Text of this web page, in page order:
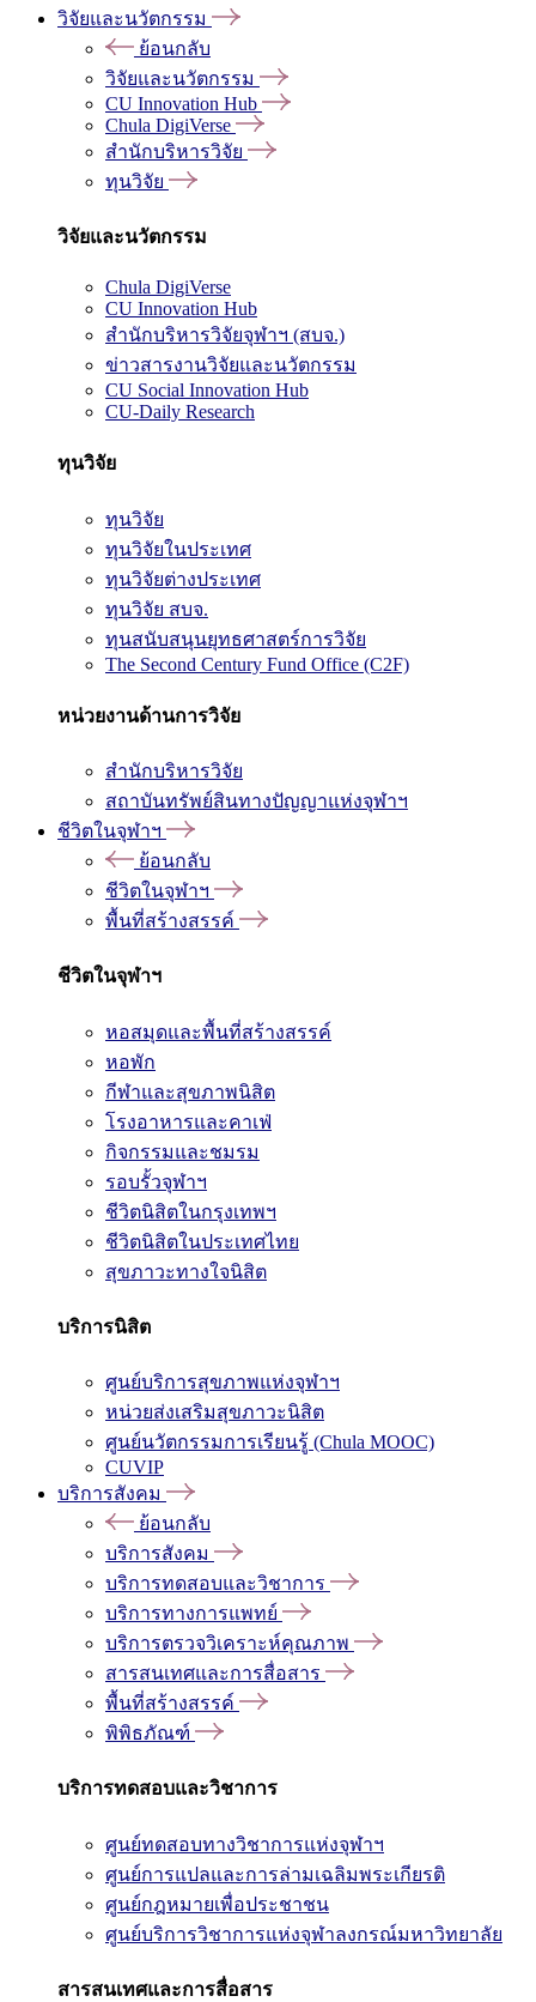
วิจัยและนวัตกรรม
ย้อนกลับ
วิจัยและนวัตกรรม
CU Innovation Hub
Chula DigiVerse
สำนักบริหารวิจัย
ทุนวิจัย
วิจัยและนวัตกรรม
Chula DigiVerse
CU Innovation Hub
สำนักบริหารวิจัยจุฬาฯ (สบจ.)
ข่าวสารงานวิจัยและนวัตกรรม
CU Social Innovation Hub
CU-Daily Research
ทุนวิจัย
ทุนวิจัย
ทุนวิจัยในประเทศ
ทุนวิจัยต่างประเทศ
ทุนวิจัย สบจ.
ทุนสนับสนุนยุทธศาสตร์การวิจัย
The Second Century Fund Office (C2F)
หน่วยงานด้านการวิจัย
สำนักบริหารวิจัย
สถาบันทรัพย์สินทางปัญญาแห่งจุฬาฯ
ชีวิตในจุฬาฯ
ย้อนกลับ
ชีวิตในจุฬาฯ
พื้นที่สร้างสรรค์
ชีวิตในจุฬาฯ
หอสมุดและพื้นที่สร้างสรรค์
หอพัก
กีฬาและสุขภาพนิสิต
โรงอาหารและคาเฟ่
กิจกรรมและชมรม
รอบรั้วจุฬาฯ
ชีวิตนิสิตในกรุงเทพฯ
ชีวิตนิสิตในประเทศไทย
สุขภาวะทางใจนิสิต
บริการนิสิต
ศูนย์บริการสุขภาพแห่งจุฬาฯ
หน่วยส่งเสริมสุขภาวะนิสิต
ศูนย์นวัตกรรมการเรียนรู้ (Chula MOOC)
CUVIP
บริการสังคม
ย้อนกลับ
บริการสังคม
บริการทดสอบและวิชาการ
บริการทางการแพทย์
บริการตรวจวิเคราะห์คุณภาพ
สารสนเทศและการสื่อสาร
พื้นที่สร้างสรรค์
พิพิธภัณฑ์
บริการทดสอบและวิชาการ
ศูนย์ทดสอบทางวิชาการแห่งจุฬาฯ
ศูนย์การแปลและการล่ามเฉลิมพระเกียรติ
ศูนย์กฎหมายเพื่อประชาชน
ศูนย์บริการวิชาการแห่งจุฬาลงกรณ์มหาวิทยาลัย
สารสนเทศและการสื่อสาร